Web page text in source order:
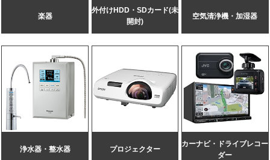
楽器
外付けHDD・SDカード(未
開封)
空気清浄機・加湿器
浄水器・整水器 プロジェクター
カーナビ・ ドライブレコー
ダー